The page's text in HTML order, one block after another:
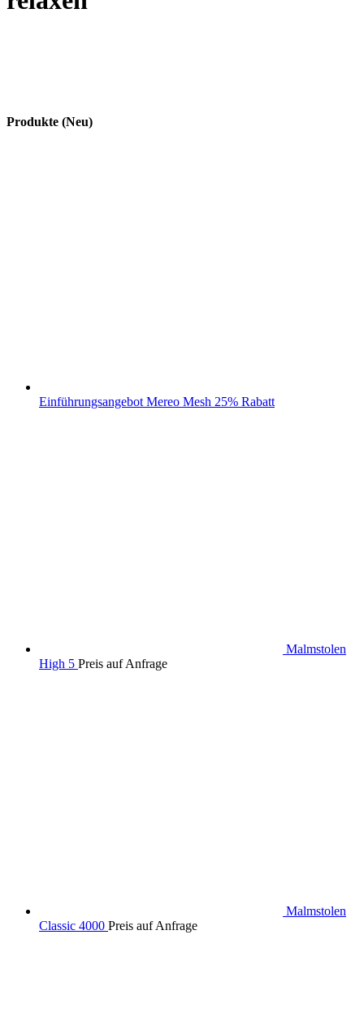
Produkte (Neu)
Einführungsangebot Mereo Mesh 25% Rabatt
Malmstolen
High 5 Preis auf Anfrage
Malmstolen
Classic 4000 Preis auf Anfrage